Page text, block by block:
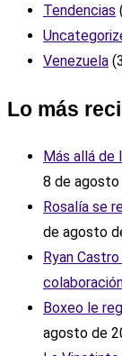
Tendencias
Venezuela
Lo más
Más allá de
8 de
Rosalía se
de agosto
Ryan
Boxeo le
agosto de